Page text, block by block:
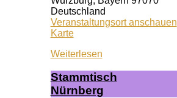
Deutschland
Veranstaltungsort anschauen
KarteWuf
Zentrum
Weiterlesen
Stamm­tisch
Nürn­berg